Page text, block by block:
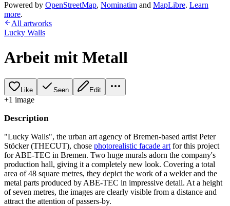
Powered by OpenStreetMap, Nominatim and MapLibre. Learn
more.
All artworks
Lucky Walls
Arbeit mit Metall
Like Seen Edit
+1 image
Description
"Lucky Walls", the urban art agency of Bremen-based artist Peter
Stöcker (THECUT), chose photorealistic facade art for this project
for ABE-TEC in Bremen. Two huge murals adorn the company's
production hall, giving it a completely new look. Covering a total
area of 48 square metres, they depict the work of a welder and the
metal parts produced by ABE-TEC in impressive detail. At a height
of seven metres, the images are clearly visible from a distance and
attract the attention of passers-by.